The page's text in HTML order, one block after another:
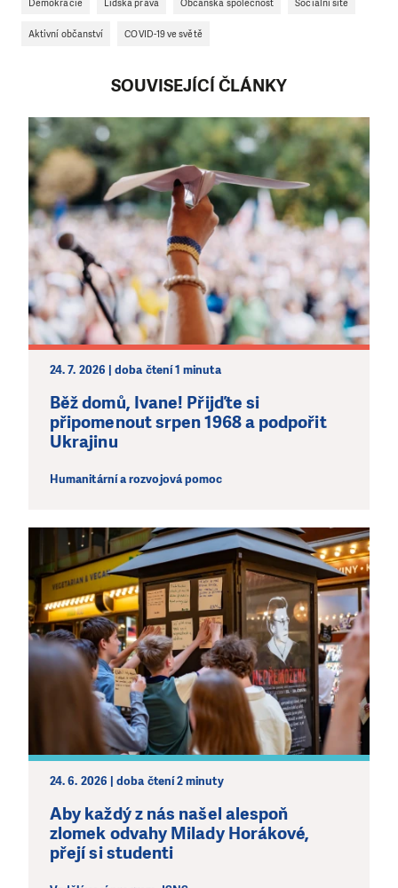
Demokracie Lidská práva Občanská společnost Sociální sítě
Aktivní občanství COVID-19 ve světě
SOUVISEJÍCÍ ČLÁNKY
24. 7. 2026 | doba čtení 1 minuta
Běž domů, Ivane! Přijďte si
připomenout srpen 1968 a podpořit
Ukrajinu
Humanitární a rozvojová pomoc
24. 6. 2026 | doba čtení 2 minuty
Aby každý z nás našel alespoň
zlomek odvahy Milady Horákové,
přejí si studenti
LÍBÍ SE VÁM, CO DĚLÁME?
PODPOŘTE NÁS!
Abychom mohli pomáhat smysluplně, neobejdeme se
bez Vaší podpory. Ať už se nám rozhodnete pomoci
jedním darem nebo se stanete pravidelným dárcem
Klubu přátel, Vaše dary nám umožní pomoci vždy tam,
kde je to nejvíce potřeba.
DAROVAT DAROVAT PRAVIDELNĚ